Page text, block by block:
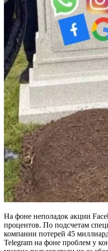
На фоне неполадок акции
процентов. По подсчетам
компании потерей 45
Telegram на фоне проблем у